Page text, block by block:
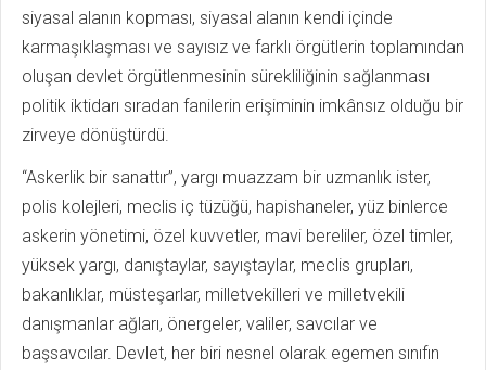
siyasal alanın kopması, siyasal alanın kendi içinde
karmaşıklaşması ve sayısız ve farklı örgütlerin toplamından
oluşan devlet örgütlenmesinin sürekliliğinin sağlanması
politik iktidarı sıradan fanilerin erişiminin imkânsız olduğu bir
zirveye dönüştürdü.
“Askerlik bir sanattır”, yargı muazzam bir uzmanlık ister,
polis kolejleri, meclis iç tüzüğü, hapishaneler, yüz binlerce
askerin yönetimi, özel kuvvetler, mavi bereliler, özel timler,
yüksek yargı, danıştaylar, sayıştaylar, meclis grupları,
bakanlıklar, müsteşarlar, milletvekilleri ve milletvekili
danışmanlar ağları, önergeler, valiler, savcılar ve
başsavcılar. Devlet, her biri nesnel olarak egemen sınıfın